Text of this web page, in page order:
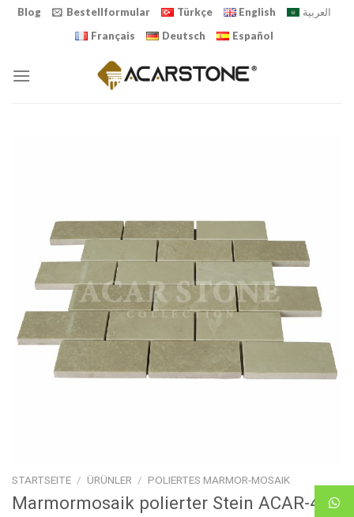
SkipBlog Bestellformular Türkçe English
العربية
Français
Deutsch Español
STARTSEITE / ÜRÜNLER / POLIERTES MARMOR-MOSAIK
Marmormosaik polierter Stein ACAR-422